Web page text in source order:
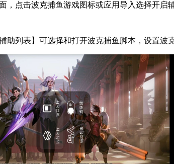
，点击波克捕鱼游戏图标或应用导入选择开启
助列表】可选择和打开波克捕鱼脚本，设置波